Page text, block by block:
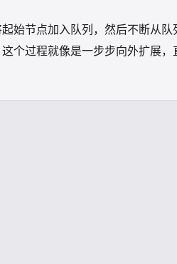
始节点加入队列，然后不断从队
个过程就像是一步步向外扩展，